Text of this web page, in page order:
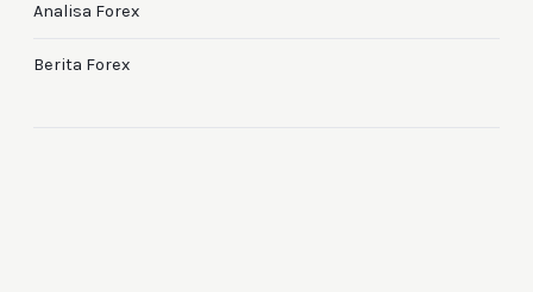
Analisa Forex
Berita Forex